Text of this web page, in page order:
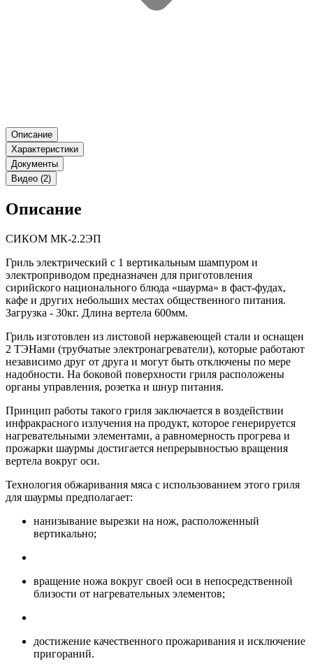
Описание
Характеристики
Документы
Видео (2)
Описание
СИКОМ МК-2.2ЭП
Гриль электрический с 1 вертикальным шампуром и
электроприводом предназначен для приготовления
сирийского национального блюда «шаурма» в фаст-фудах,
кафе и других небольших местах общественного питания.
Загрузка - 30кг. Длина вертела 600мм.
Гриль изготовлен из листовой нержавеющей стали и оснащен
2 ТЭНами (трубчатые электронагреватели), которые работают
независимо друг от друга и могут быть отключены по мере
надобности. На боковой поверхности гриля расположены
органы управления, розетка и шнур питания.
Принцип работы такого гриля заключается в воздействии
инфракрасного излучения на продукт, которое генерируется
нагревательными элементами, а равномерность прогрева и
прожарки шаурмы достигается непрерывностью вращения
вертела вокруг оси.
Технология обжаривания мяса с использованием этого гриля
для шаурмы предполагает:
нанизывание вырезки на нож, расположенный
вертикально;
вращение ножа вокруг своей оси в непосредственной
близости от нагревательных элементов;
достижение качественного прожаривания и исключение
пригораний.